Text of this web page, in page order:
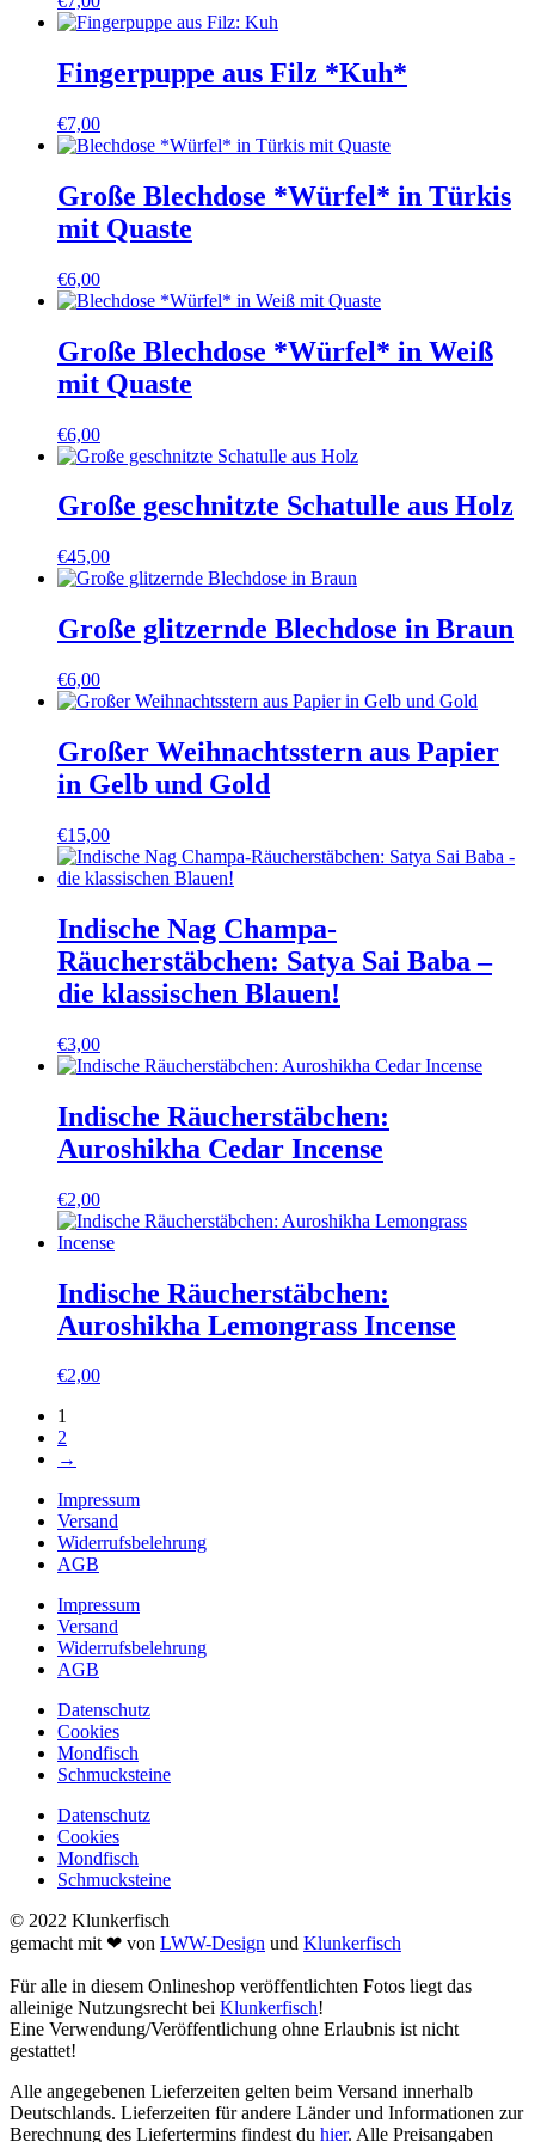
Fingerpuppe aus Filz *Kuh*
€7,00
Große Blechdose *Würfel* in Türkis
mit Quaste
€6,00
Große Blechdose *Würfel* in Weiß
mit Quaste
€6,00
Große geschnitzte Schatulle aus Holz
€45,00
Große glitzernde Blechdose in Braun
€6,00
Großer Weihnachtsstern aus Papier
in Gelb und Gold
€15,00
Indische Nag Champa-
Räucherstäbchen: Satya Sai Baba –
die klassischen Blauen!
€3,00
Indische Räucherstäbchen:
Auroshikha Cedar Incense
€2,00
Indische Räucherstäbchen:
Auroshikha Lemongrass Incense
€2,00
1
2
→
Impressum
Versand
Widerrufsbelehrung
AGB
Impressum
Versand
Widerrufsbelehrung
AGB
Datenschutz
Cookies
Mondfisch
Schmucksteine
Datenschutz
Cookies
Mondfisch
Schmucksteine
© 2022 Klunkerfisch
gemacht mit ❤ von LWW-Design und Klunkerfisch
Für alle in diesem Onlineshop veröffentlichten Fotos liegt das
alleinige Nutzungsrecht bei Klunkerfisch!
Eine Verwendung/Veröffentlichung ohne Erlaubnis ist nicht
gestattet!
Alle angegebenen Lieferzeiten gelten beim Versand innerhalb
Deutschlands. Lieferzeiten für andere Länder und Informationen zur
Berechnung des Liefertermins findest du hier. Alle Preisangaben